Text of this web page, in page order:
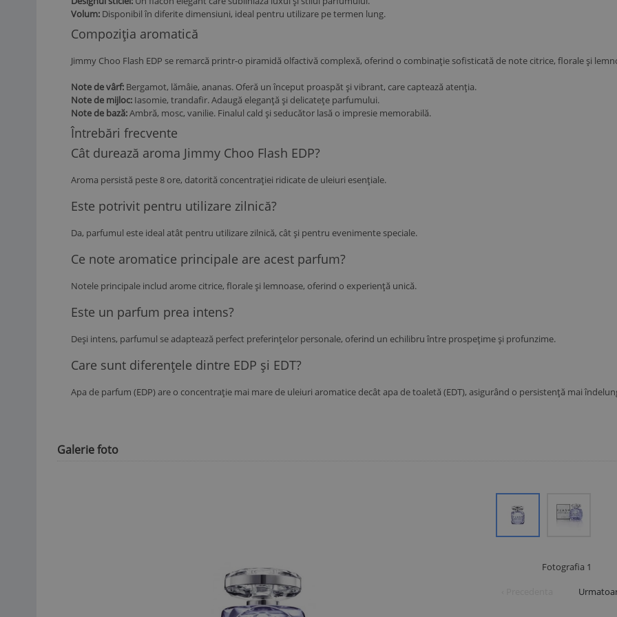
Volum:Disponibil în diferite dimensiuni, ideal pentru utilizare pe termen lung.
Compoziția aromatică
Jimmy Choo Flash EDP se remarcă printr-o piramidă olfactivă complexă, oferind o combinație sofisticată de note citrice, florale și
Note de vârf:Bergamot, lămâie, ananas. Oferă un început proaspăt și vibrant, care captează atenția.
Note de mijloc:Iasomie, trandafir. Adaugă eleganță și delicatețe parfumului.
Note de bază:Ambră, mosc, vanilie. Finalul cald și seducător lasă o impresie memorabilă.
Întrebări frecvente
Cât durează aroma Jimmy Choo Flash EDP?
Aroma persistă peste 8 ore, datorită concentrației ridicate de uleiuri esențiale.
Este potrivit pentru utilizare zilnică?
Da, parfumul este ideal atât pentru utilizare zilnică, cât și pentru evenimente speciale.
Ce note aromatice principale are acest parfum?
Notele principale includ arome citrice, florale și lemnoase, oferind o experiență unică.
Este un parfum prea intens?
Deși intens, parfumul se adaptează perfect preferințelor personale, oferind un echilibru între prospețime și profunzime.
Care sunt diferențele dintre EDP și EDT?
Apa de parfum (EDP) are o concentrație mai mare de uleiuri aromatice decât apa de toaletă (EDT), asigurând o persistență mai
Galerie foto
Fotografia 1